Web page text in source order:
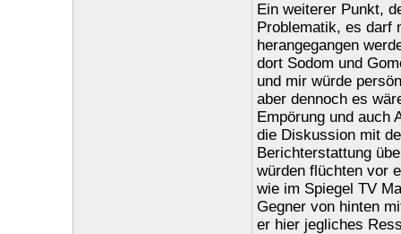
Ein weiterer Punkt,
Problematik, es darf
herangegangen
dort Sodom und
und mir würde
aber dennoch es
Empörung und auch
die Diskussion mit
Berichterstattung
würden flüchten vor
wie im Spiegel TV
Gegner von hinten
er hier jegliches